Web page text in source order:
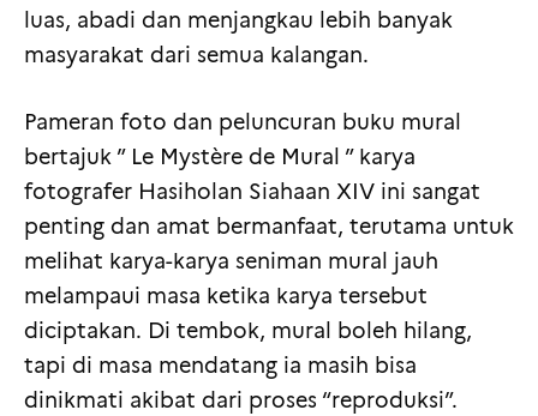
luas, abadi dan menjangkau lebih banyak
masyarakat dari semua kalangan.
Pameran foto dan peluncuran buku mural
bertajuk ” Le Mystère de Mural ” karya
fotografer Hasiholan Siahaan XIV ini sangat
penting dan amat bermanfaat, terutama untuk
melihat karya-karya seniman mural jauh
melampaui masa ketika karya tersebut
diciptakan. Di tembok, mural boleh hilang,
tapi di masa mendatang ia masih bisa
dinikmati akibat dari proses “reproduksi”.